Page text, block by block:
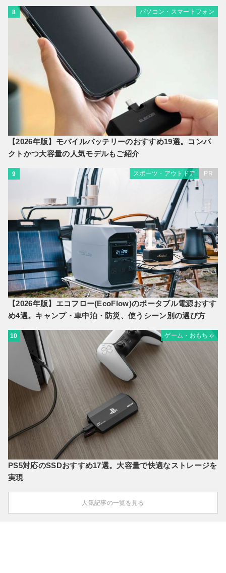
8 パソコン・スマートフォン
【2026年版】モバイルバッテリーのおすすめ19選。コンパ
クトかつ大容量の人気モデルもご紹介
9 スポーツ・アウトドア PR
【2026年版】エコフロー(EcoFlow)のポータブル電源おすす
め4選。キャンプ・車中泊・防災、使うシーン別の選び方
10 ゲーム・おもちゃ
PS5対応のSSDおすすめ17選。大容量で快適なストレージを
実現
人気記事の一覧を見る